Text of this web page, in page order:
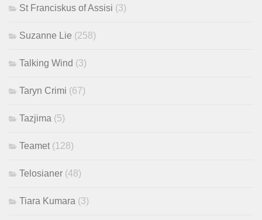
St Franciskus of Assisi (3)
Suzanne Lie (258)
Talking Wind (3)
Taryn Crimi (67)
Tazjima (5)
Teamet (128)
Telosianer (48)
Tiara Kumara (3)